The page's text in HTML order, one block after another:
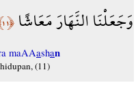
وَجَعَلْنَا النَّهَارَ مَعَاشًا﴿١١﴾
maAAashan
(11)